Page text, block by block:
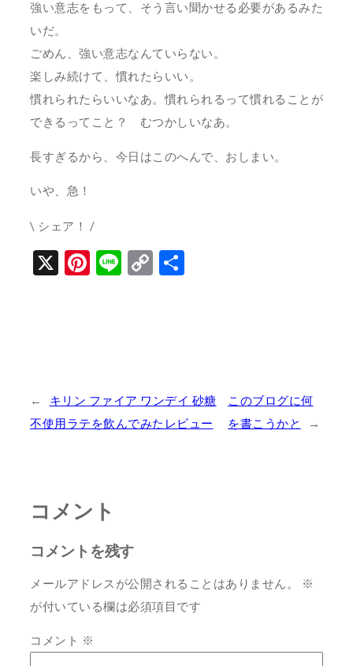
強い意志をもって、そう言い聞かせる必要があるみた
いだ。
ごめん、強い意志なんていらない。
楽しみ続けて、慣れたらいい。
慣れられたらいいなあ。慣れられるって慣れることが
できるってこと？ むつかしいなあ。
長すぎるから、今日はこのへんで、おしまい。
いや、急！
\ シェア！ /
X Pinterest
LineCopy
←
キリン ファイア ワンデイ 砂糖
不使用ラテを飲んでみたレビュー
このブログに何
を書こうかと
→
コメント
コメントを残す
メールアドレスが公開されることはありません。
※
が付いている欄は必須項目です
コメント ※